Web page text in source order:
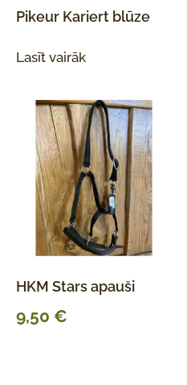
Pikeur Kariert blūze
Lasīt vairāk
HKM Stars apauši
9,50 €